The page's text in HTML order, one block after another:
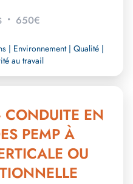
• 650€
| Environnement | Qualité |
au travail
EN
PEMP À
OU